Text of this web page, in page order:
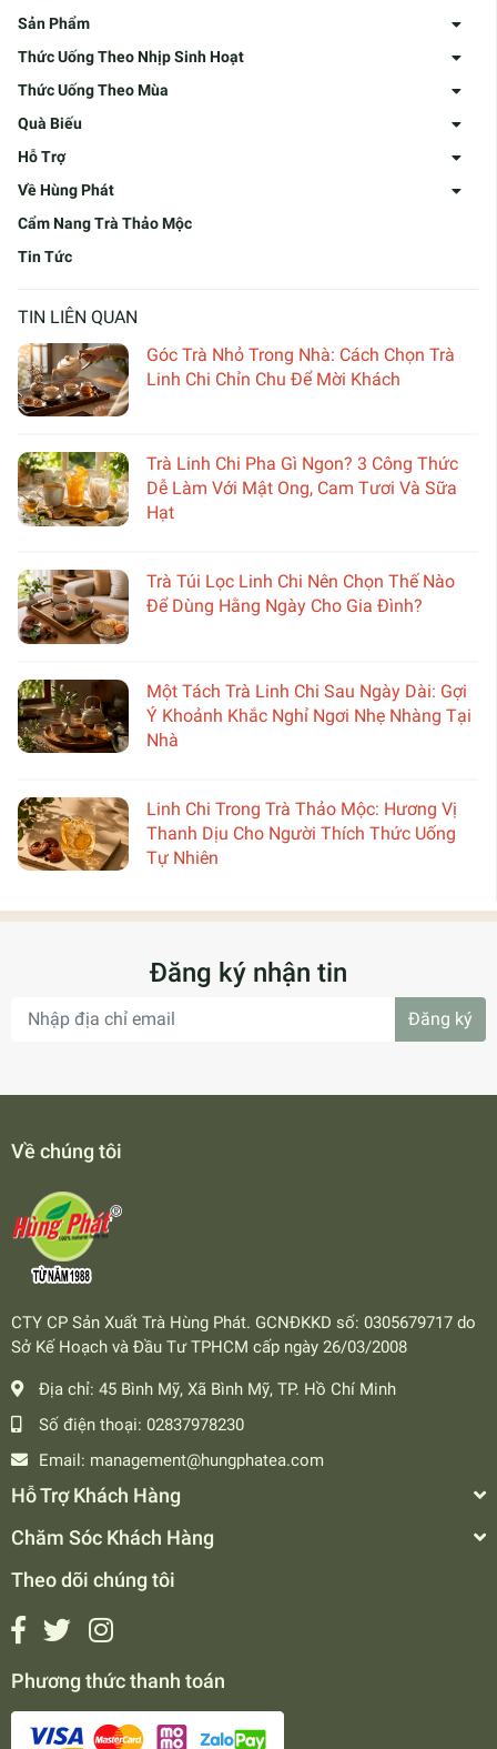
Sản Phẩm
Thức Uống Theo Nhịp Sinh Hoạt
Thức Uống Theo Mùa
Quà Biếu
Hỗ Trợ
Về Hùng Phát
Cẩm Nang Trà Thảo Mộc
Tin Tức
TIN LIÊN QUAN
Góc Trà Nhỏ Trong Nhà: Cách Chọn Trà
Linh Chi Chỉn Chu Để Mời Khách
Trà Linh Chi Pha Gì Ngon? 3 Công Thức
Dễ Làm Với Mật Ong, Cam Tươi Và Sữa
Hạt
Trà Túi Lọc Linh Chi Nên Chọn Thế Nào
Để Dùng Hằng Ngày Cho Gia Đình?
Một Tách Trà Linh Chi Sau Ngày Dài: Gợi
Ý Khoảnh Khắc Nghỉ Ngơi Nhẹ Nhàng Tại
Nhà
Linh Chi Trong Trà Thảo Mộc: Hương Vị
Thanh Dịu Cho Người Thích Thức Uống
Tự Nhiên
Đăng ký nhận tin
Đăng ký
Về chúng tôi
CTY CP Sản Xuất Trà Hùng Phát. GCNĐKKD số: 0305679717 do
Sở Kế Hoạch và Đầu Tư TPHCM cấp ngày 26/03/2008
Địa chỉ: 45 Bình Mỹ, Xã Bình Mỹ, TP. Hồ Chí Minh
Số điện thoại: 02837978230
Email: management@hungphatea.com
Hỗ Trợ Khách Hàng
Chăm Sóc Khách Hàng
Theo dõi chúng tôi
Phương thức thanh toán